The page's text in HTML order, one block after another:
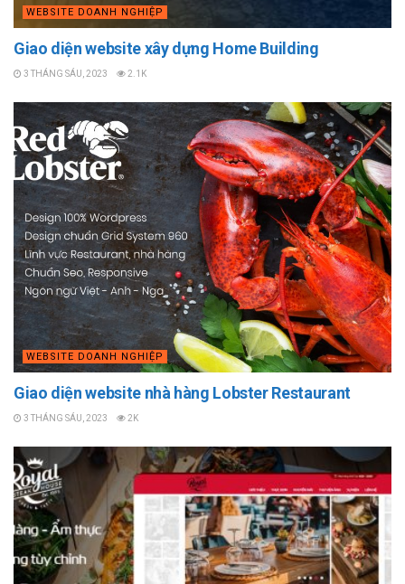
WEBSITE DOANH NGHIỆP
Giao diện website xây dựng Home Building
3 THÁNG SÁU, 2023 2.1K
WEBSITE DOANH NGHIỆP
Giao diện website nhà hàng Lobster Restaurant
3 THÁNG SÁU, 2023 2K